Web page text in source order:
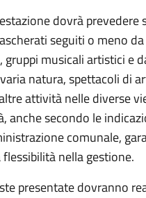
dovrà prevedere
seguiti o meno
gruppi musicali artistici e
natura, spettacoli di
attività nelle diverse
anche secondo le
comunale,
nella gestione.
presentate dovranno